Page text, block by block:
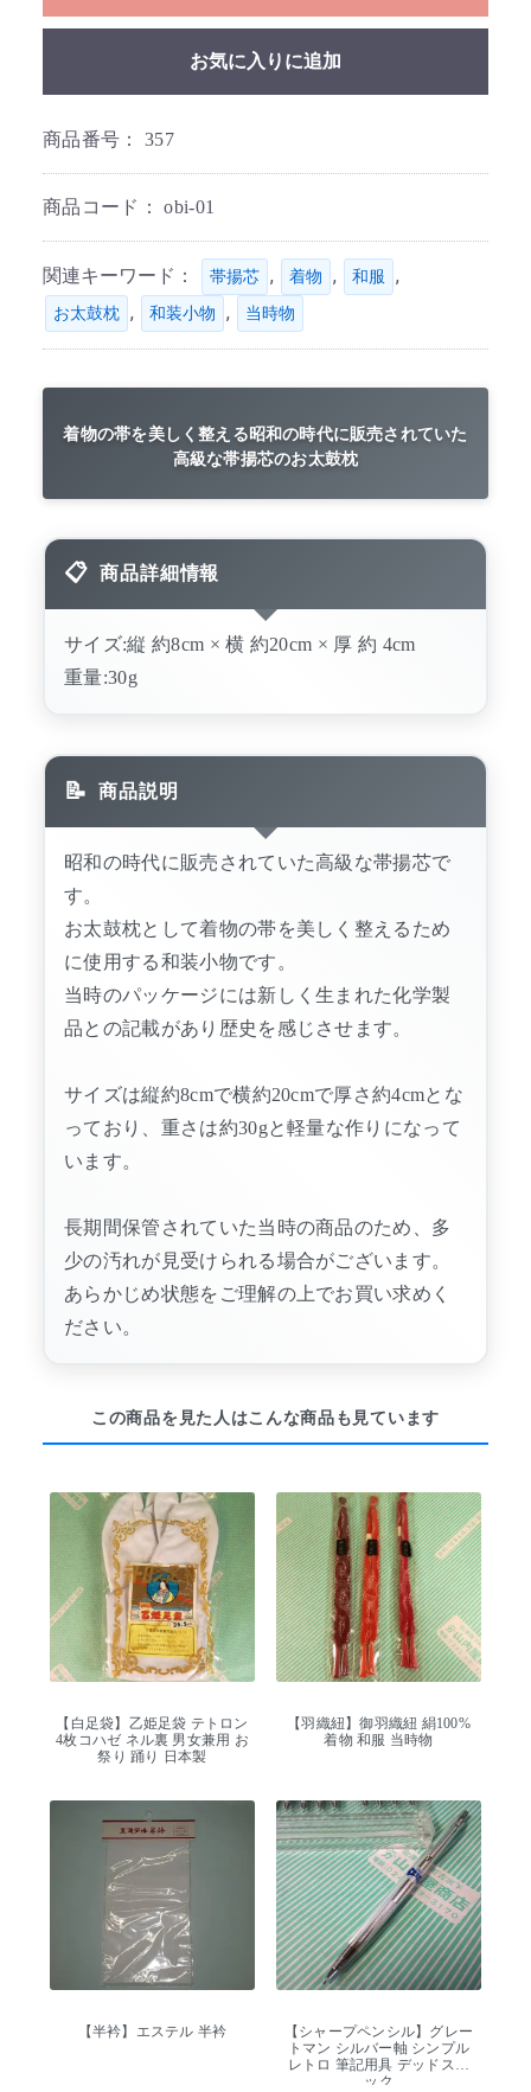
お気に入りに追加
商品番号： 357
商品コード：obi-01
関連キーワード： 帯揚芯 , 着物 , 和服 ,
お太鼓枕 , 和装小物 , 当時物
着物の帯を美しく整える昭和の時代に販売されていた
高級な帯揚芯のお太鼓枕
商品詳細情報
サイズ:縦 約8cm × 横 約20cm × 厚 約 4cm
重量:30g
商品説明
昭和の時代に販売されていた高級な帯揚芯で
す。
お太鼓枕として着物の帯を美しく整えるため
に使用する和装小物です。
当時のパッケージには新しく生まれた化学製
品との記載があり歴史を感じさせます。
サイズは縦約8cmで横約20cmで厚さ約4cmとな
っており、重さは約30gと軽量な作りになって
います。
長期間保管されていた当時の商品のため、多
少の汚れが見受けられる場合がございます。
あらかじめ状態をご理解の上でお買い求めく
ださい。
この商品を見た人はこんな商品も見ています
【白足袋】乙姫足袋 テトロン
4枚コハゼ ネル裏 男女兼用 お
祭り 踊り 日本製
【羽織紐】御羽織紐 絹100%
着物 和服 当時物
【半衿】エステル 半衿
【シャープペンシル】グレー
トマン シルバー軸 シンプル
レトロ 筆記用具 デッドスト
ック